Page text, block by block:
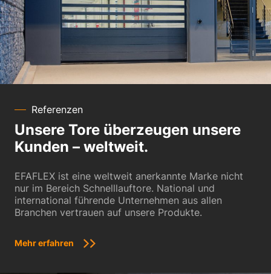
Referenzen
Unsere Tore überzeugen unsere
Kunden – weltweit.
EFAFLEX ist eine weltweit anerkannte Marke nicht
nur im Bereich Schnelllauftore. National und
international führende Unternehmen aus allen
Branchen vertrauen auf unsere Produkte.
Mehr erfahren